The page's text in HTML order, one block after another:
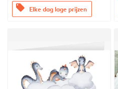
offers Elke dag lage prijzen